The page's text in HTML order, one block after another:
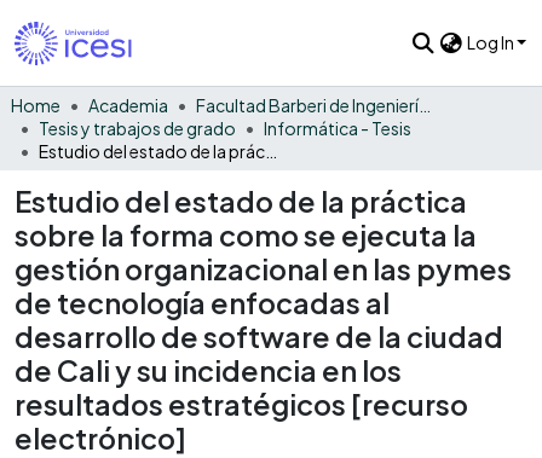
Log In
Home Academia
Facultad Barberi de Ingeniería, Diseño y Ciencias Aplicadas
Tesis y trabajos de grado
Informática - Tesis
Estudio del estado de la práctica
sobre la forma como se ejecuta la
gestión organizacional en las pymes
de tecnología enfocadas al
desarrollo de software de la ciudad
de Cali y su incidencia en los
resultados estratégicos [recurso
electrónico]